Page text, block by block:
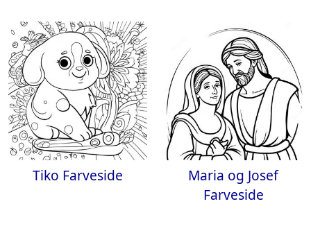
Tiko Farveside
Maria og Josef
Farveside